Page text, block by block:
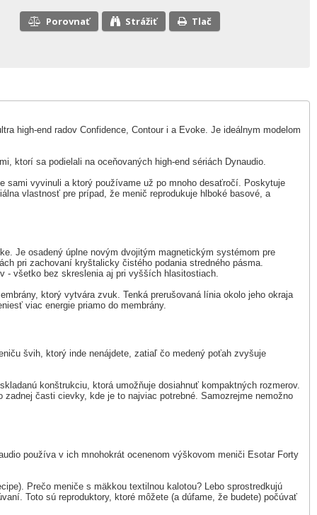
Porovnať Strážiť Tlač
high-end radov Confidence, Contour i a Evoke. Je ideálnym modelom
ktorí sa podielali na oceňovaných high-end sériách Dynaudio.
sami vyvinuli a ktorý používame už po mnoho desaťročí. Poskytuje
vlastnosť pre prípad, že menič reprodukuje hlboké basové, a
Je osadený úplne novým dvojitým magnetickým systémom pre
pri zachovaní kryštalicky čistého podania stredného pásma.
- všetko bez skreslenia aj pri vyšších hlasitostiach.
ktorý vytvára zvuk. Tenká prerušovaná línia okolo jeho okraja
viac energie priamo do membrány.
švih, ktorý inde nenájdete, zatiaľ čo medený poťah zvyšuje
konštrukciu, ktorá umožňuje dosiahnuť kompaktných rozmerov.
časti cievky, kde je to najviac potrebné. Samozrejme nemožno
používa v ich mnohokrát ocenenom výškovom meniči Esotar Forty
Prečo meniče s mäkkou textilnou kalotou? Lebo sprostredkujú
Toto sú reproduktory, ktoré môžete (a dúfame, že budete) počúvať